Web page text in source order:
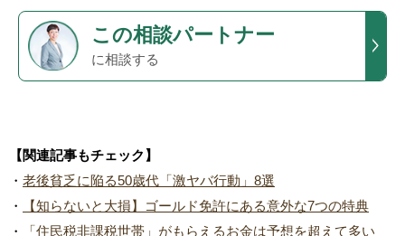
この相談パートナー
に相談する
【関連記事もチェック】
・ 老後貧乏に陥る50歳代「激ヤバ行動」8選
・
【知らないと大損】ゴールド免許にある意外な7つの特典
・
「住民税非課税世帯」がもらえるお金は予想を超えて多い